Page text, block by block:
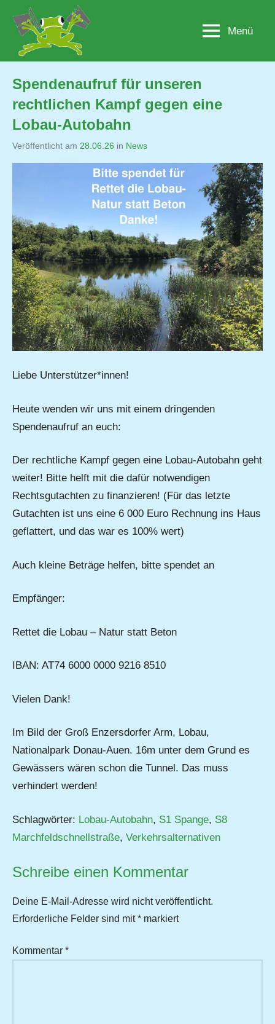
Inhalt
springenLobau.org
BürgerInitiative
"Rettet
die
Lobau
–
Natur
statt
Beton"
Menü
Spendenaufruf für unseren
rechtlichen Kampf gegen eine
Lobau-Autobahn
Veröffentlicht am 28.06.26 von
Matysek
in News
Liebe Unterstützer*innen!
Heute wenden wir uns mit einem dringenden
Spendenaufruf an euch:
Der rechtliche Kampf gegen eine Lobau-Autobahn geht
weiter! Bitte helft mit die dafür notwendigen
Rechtsgutachten zu finanzieren! (Für das letzte
Gutachten ist uns eine 6 000 Euro Rechnung ins Haus
geflattert, und das war es 100% wert)
Auch kleine Beträge helfen, bitte spendet an
Empfänger:
Rettet die Lobau – Natur statt Beton
IBAN: AT74 6000 0000 9216 8510
Vielen Dank!
Im Bild der Groß Enzersdorfer Arm, Lobau,
Nationalpark Donau-Auen. 16m unter dem Grund es
Gewässers wären schon die Tunnel. Das muss
verhindert werden!
Schlagwörter: Lobau-Autobahn, S1 Spange, S8
Marchfeldschnellstraße, Verkehrsalternativen
Schreibe einen Kommentar
Deine E-Mail-Adresse wird nicht veröffentlicht.
Erforderliche Felder sind mit* markiert
Kommentar *